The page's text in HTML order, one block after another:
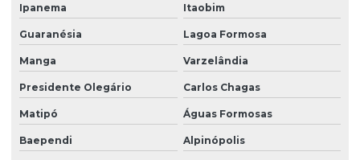
Ipanema Itaobim
Guaranésia Lagoa Formosa
Manga Varzelândia
Presidente Olegário Carlos Chagas
Matipó Águas Formosas
Baependi Alpinópolis